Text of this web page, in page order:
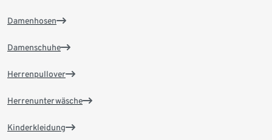
Damenhosen
Damenschuhe
Herrenpullover
Herrenunterwäsche
Kinderkleidung